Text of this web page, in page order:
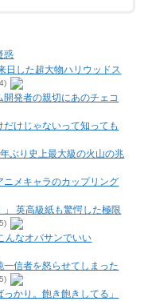
惑
した超大物ハリウッドス
発者の親切にあのチェコ
けじゃないって知っても
ぶり史上最大級の火山の兆
メキャラのカップリング
英高級紙も驚愕した極限
んなオバサンでいい
一信者を怒らせてしまった
かり。飽き飽きしてる」